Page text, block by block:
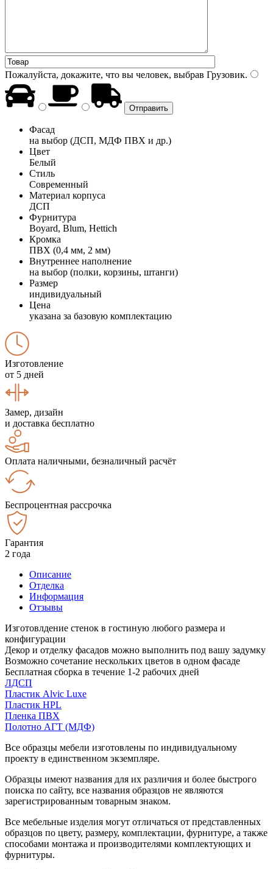
Пожалуйста, докажите, что вы человек, выбрав Грузовик.
Фасад
на выбор (ДСП, МДФ ПВХ и др.)
Цвет
Белый
Стиль
Современный
Материал корпуса
ДСП
Фурнитура
Boyard, Blum, Hettich
Кромка
ПВХ (0,4 мм, 2 мм)
Внутреннее наполнение
на выбор (полки, корзины, штанги)
Размер
индивидуальный
Цена
указана за базовую комплектацию
Изготовление
от 5 дней
Замер, дизайн
и доставка бесплатно
Оплата наличными, безналичный расчёт
Беспроцентная рассрочка
Гарантия
2 года
Описание
Отделка
Информация
Отзывы
Изготовлдение стенок в гостиную любого размера и
конфигурации
Декор и отделку фасадов можно выполнить под вашу задумку
Возможно сочетание нескольких цветов в одном фасаде
Бесплатная сборка в течение 1-2 рабочих дней
ЛДСП
Пластик Alvic Luxe
Пластик HPL
Пленка ПВХ
Полотно АГТ (МДФ)
Все образцы мебели изготовлены по индивидуальному
проекту в единственном экземпляре.
Образцы имеют названия для их различия и более быстрого
поиска по сайту, все названия образцов не являются
зарегистрированным товарным знаком.
Все мебельные изделия могут отличаться от представленных
образцов по цвету, размеру, комплектации, фурнитуре, а также
способами монтажа и производителями комплектующих и
фурнитуры.